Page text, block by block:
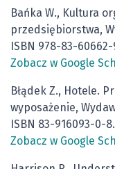
Bańka W., Kultura
przedsiębiorstwa,
ISBN 978-83-60662-
Zobacz w Google
Błądek Z., Hotele.
wyposażenie,
ISBN 83-916093-0-8.
Zobacz w Google